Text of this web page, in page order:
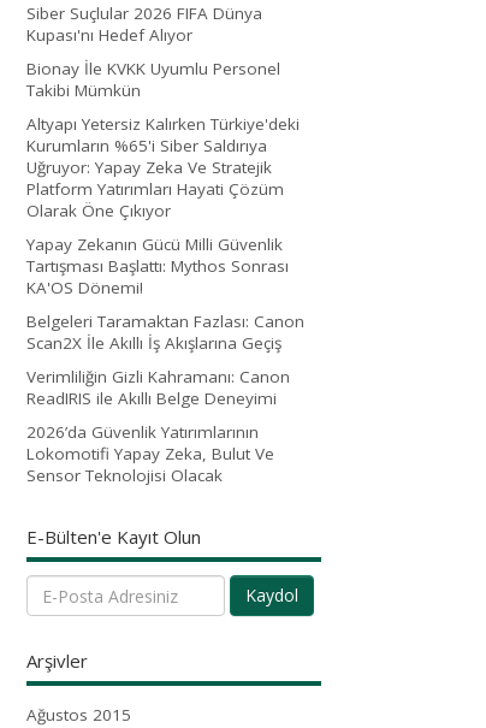
Siber Suçlular 2026 FIFA Dünya
Kupası'nı Hedef Alıyor
Bionay İle KVKK Uyumlu Personel
Takibi Mümkün
Altyapı Yetersiz Kalırken Türkiye'deki
Kurumların %65'i Siber Saldırıya
Uğruyor: Yapay Zeka Ve Stratejik
Platform Yatırımları Hayati Çözüm
Olarak Öne Çıkıyor
Yapay Zekanın Gücü Milli Güvenlik
Tartışması Başlattı: Mythos Sonrası
KA'OS Dönemi!
Belgeleri Taramaktan Fazlası: Canon
Scan2X İle Akıllı İş Akışlarına Geçiş
Verimliliğin Gizli Kahramanı: Canon
ReadIRIS ile Akıllı Belge Deneyimi
2026’da Güvenlik Yatırımlarının
Lokomotifi Yapay Zeka, Bulut Ve
Sensor Teknolojisi Olacak
E-Bülten'e Kayıt Olun
Kaydol
Arşivler
Ağustos 2015